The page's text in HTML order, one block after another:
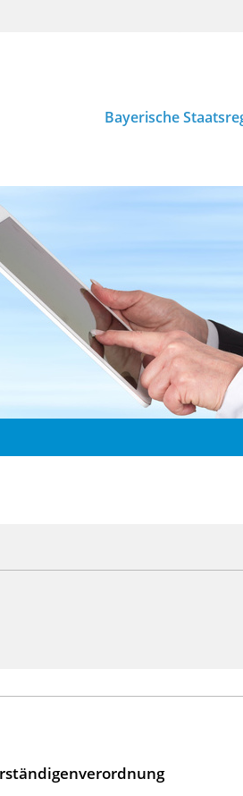
Bayerische